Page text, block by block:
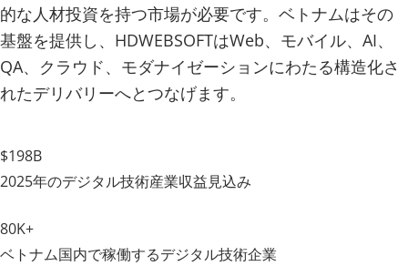
的な人材投資を持つ市場が必要です。ベトナムはその
基盤を提供し、HDWEBSOFTはWeb、モバイル、AI、
QA、クラウド、モダナイゼーションにわたる構造化さ
れたデリバリーへとつなげます。
$198B
2025年のデジタル技術産業収益見込み
80K+
ベトナム国内で稼働するデジタル技術企業